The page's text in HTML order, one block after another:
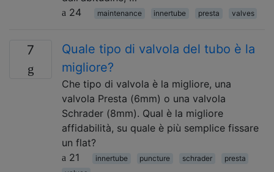
24
maintenance innertube presta valves
7
Quale tipo di valvola del tubo è la
migliore?
Che tipo di valvola è la migliore, una
valvola Presta (6mm) o una valvola
Schrader (8mm). Qual è la migliore
affidabilità, su quale è più semplice fissare
un flat?
21
innertube puncture schrader
presta